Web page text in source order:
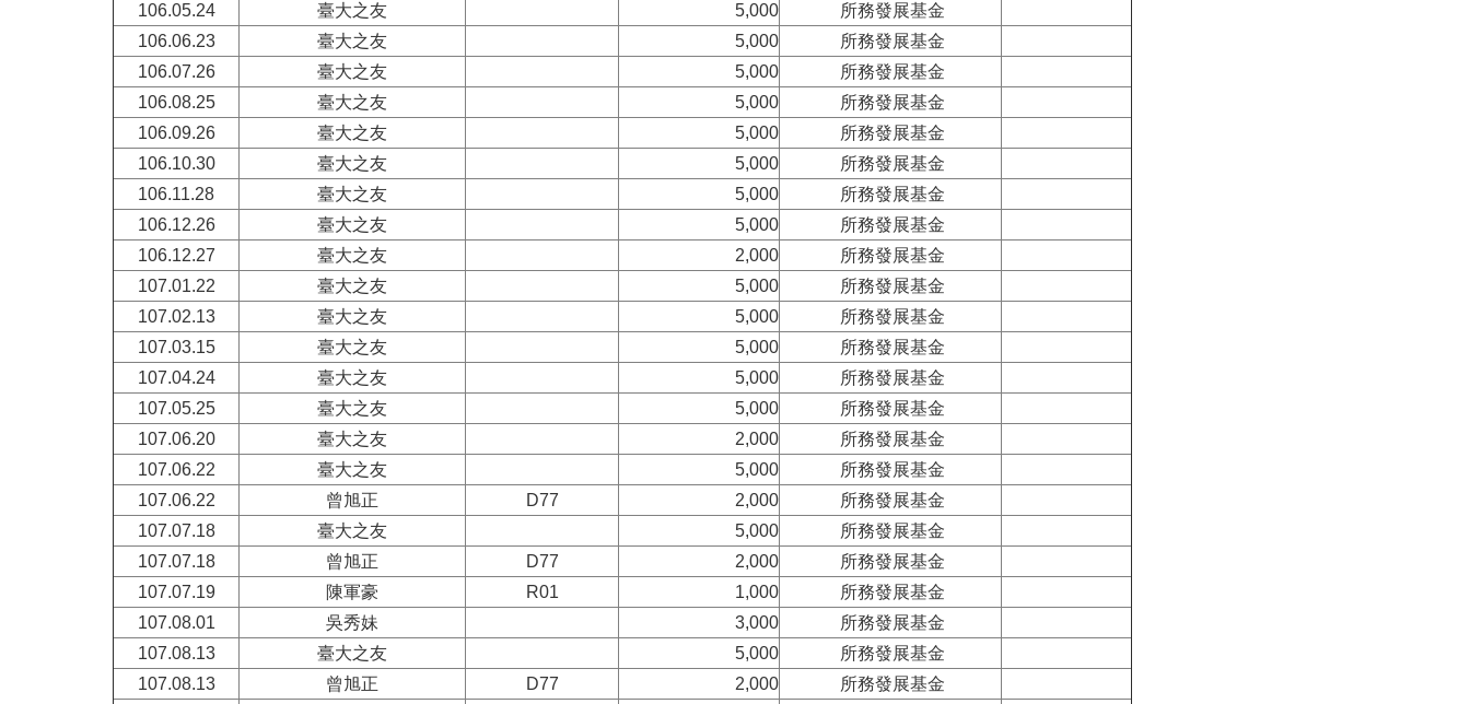
106.05.24 臺大之友 5,000
所務發展基金
106.06.23
臺大之友 5,000
所務發展基金
106.07.26
臺大之友 5,000
所務發展基金
106.08.25
臺大之友 5,000
所務發展基金
106.09.26
臺大之友 5,000
所務發展基金
106.10.30
臺大之友 5,000
所務發展基金
106.11.28
臺大之友 5,000
所務發展基金
106.12.26
臺大之友 5,000
所務發展基金
106.12.27
臺大之友 2,000
所務發展基金
107.01.22
臺大之友 5,000
所務發展基金
107.02.13
臺大之友 5,000
所務發展基金
107.03.15
臺大之友 5,000
所務發展基金
107.04.24
臺大之友 5,000
所務發展基金
107.05.25
臺大之友 5,000
所務發展基金
107.06.20
臺大之友 2,000
所務發展基金
107.06.22
臺大之友 5,000
所務發展基金
107.06.22
曾旭正 D77 2,000
所務發展基金
107.07.18
臺大之友 5,000
所務發展基金
107.07.18
曾旭正 D77 2,000
所務發展基金
107.07.19
陳軍豪 R01 1,000
所務發展基金
107.08.01
吳秀妹 3,000
所務發展基金
107.08.13
臺大之友 5,000
所務發展基金
107.08.13
曾旭正 D77 2,000
所務發展基金